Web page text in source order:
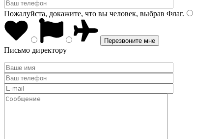
Пожалуйста, докажите, что вы человек, выбрав Флаг.
Письмо директору